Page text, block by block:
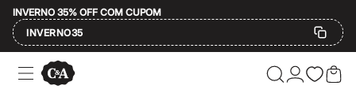
INVERNO 35% OFF COM CUPOM
INVERNO35
Ofertas
Compre por Departamento